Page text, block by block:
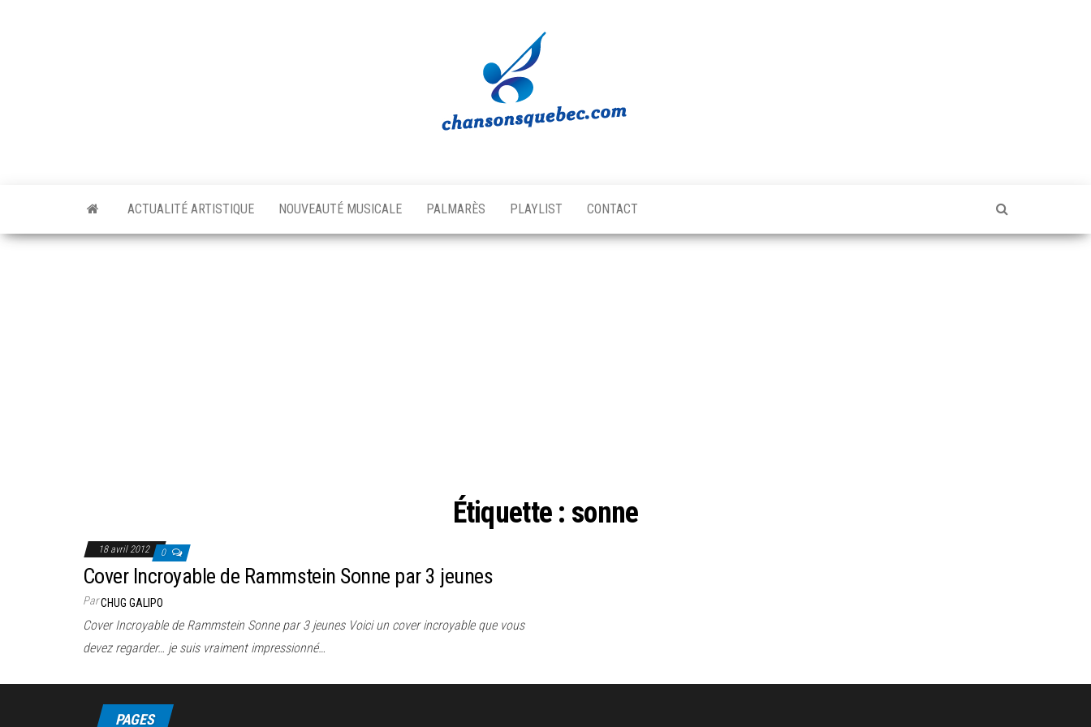
Québec
musicale
québécoise!
ACTUALITÉ ARTISTIQUE NOUVEAUTÉ MUSICALE PALMARÈS PLAYLIST CONTACT
Étiquette : sonne
18 avril 2012 0
Cover Incroyable de Rammstein Sonne par 3 jeunes
ParCHUG GALIPO
Cover Incroyable de Rammstein Sonne par 3 jeunes Voici un cover incroyable que vous
devez regarder… je suis vraiment impressionné…
PAGES